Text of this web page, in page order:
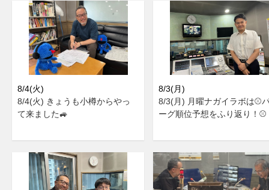
8/4(火)
8/4(火) きょうも小樽からやっ
て来ました🚙
8/3(月)
8/3(月) 月曜ナガイラボは⚾
ーグ順位予想をふり返り！⚾